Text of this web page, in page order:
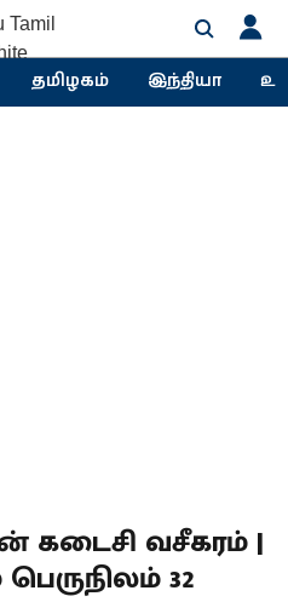
தமிழகம் இந்தியா
கடைசி வசீகரம் |
32